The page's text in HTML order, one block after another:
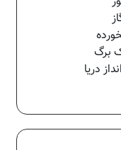
برگ
دریا